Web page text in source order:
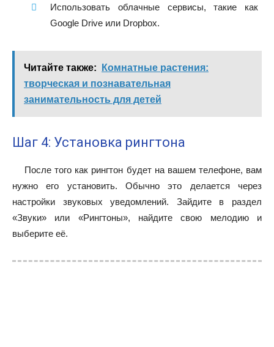
Использовать облачные сервисы, такие как
Google Drive или Dropbox.
Читайте также:
Комнатные растения:
творческая и познавательная
занимательность для детей
Шаг 4: Установка рингтона
После того как рингтон будет на вашем телефоне, вам
нужно его установить. Обычно это делается через
настройки звуковых уведомлений. Зайдите в раздел
«Звуки» или «Рингтоны», найдите свою мелодию и
выберите её.